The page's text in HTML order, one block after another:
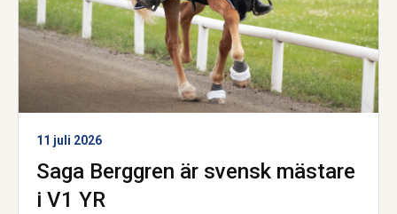
11 juli 2026
Saga Berggren är svensk mästare
i V1 YR